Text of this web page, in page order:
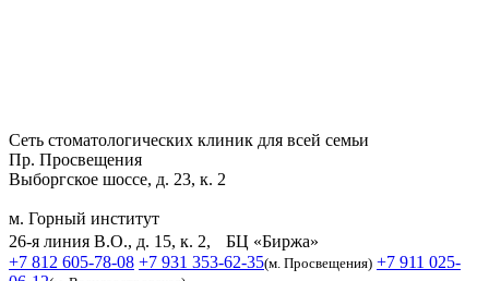
Сеть стоматологических клиник для всей семьи
Пр. Просвещения
Выборгское шоссе, д. 23, к. 2
м. Горный институт
26-я линия В.О., д. 15, к. 2, БЦ «Биржа»
+7 812 605-78-08 +7 931 353-62-35(м. Просвещения) +7 911 025-